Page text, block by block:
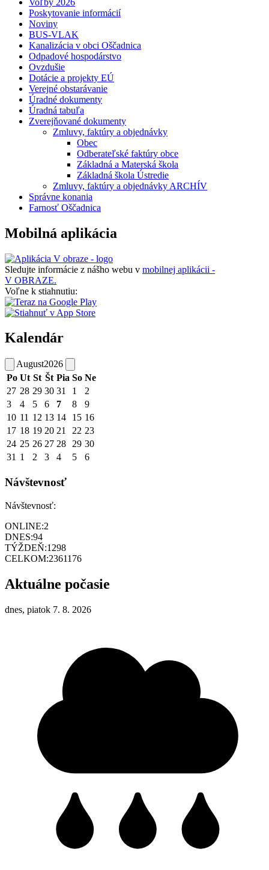
Poskytovanie informácií
Noviny
BUS-VLAK
Kanalizácia v obci Oščadnica
Odpadové hospodárstvo
Ovzdušie
Dotácie a projekty EÚ
Verejné obstarávanie
Úradné dokumenty
Úradná tabuľa
Zverejňované dokumenty
Zmluvy, faktúry a objednávky
Obec
Odberateľské faktúry obce
Základná a Materská škola
Základná škola Ústredie
Zmluvy, faktúry a objednávky ARCHÍV
Správne konania
Farnosť Oščadnica
Mobilná aplikácia
Sledujte informácie z nášho webu v mobilnej aplikácii -
V OBRAZE.
Voľne k stiahnutiu:
Kalendár
August2026
Po Ut St Št Pia So Ne
27 28 29 30 31 1
2
3
4 5 6 7 8
9
10 11 12 13 14 15 16
17 18 19 20 21 22 23
24 25 26 27 28 29 30
31 1 2 3 4 5 6
Návštevnosť
Návštevnosť:
ONLINE:2
DNES:94
TÝŽDEŇ:1298
CELKOM:2361176
Aktuálne počasie
dnes, piatok 7. 8. 2026